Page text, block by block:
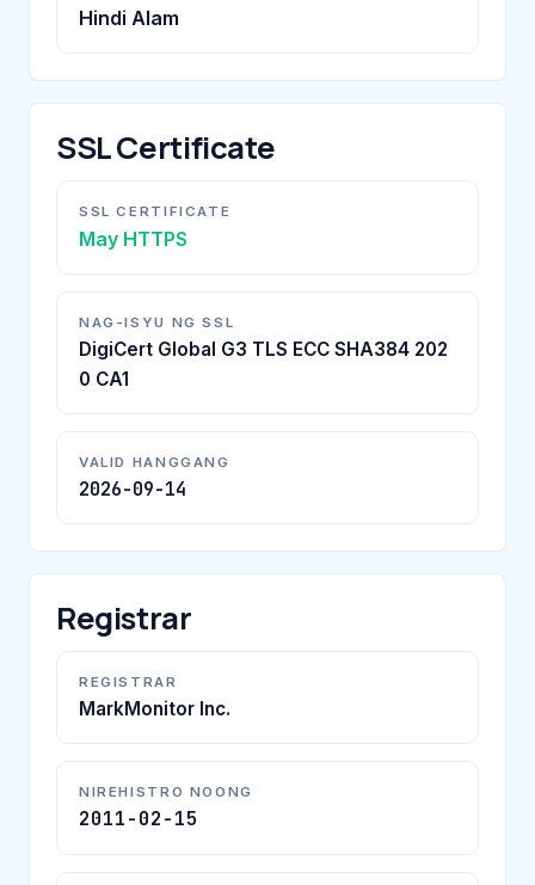
Hindi Alam
SSL Certificate
SSL CERTIFICATE
May HTTPS
NAG-ISYU NG SSL
DigiCert Global G3 TLS ECC SHA384 202
0 CA1
VALID HANGGANG
2026-09-14
Registrar
REGISTRAR
MarkMonitor Inc.
NIREHISTRO NOONG
2011-02-15